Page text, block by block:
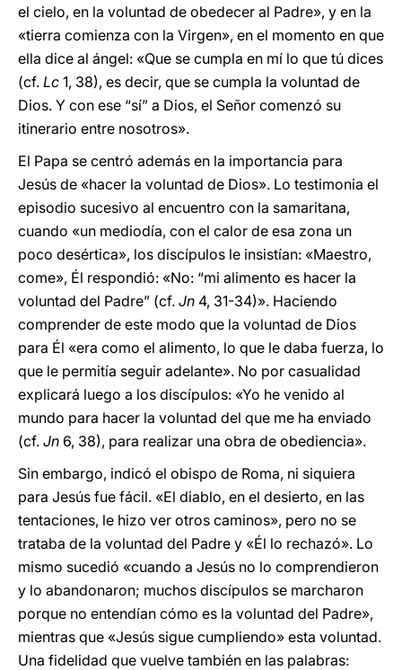
el cielo, en la voluntad de obedecer al Padre», y en la
«tierra comienza con la Virgen», en el momento en que
ella dice al ángel: «Que se cumpla en mí lo que tú dices
(cf. Lc 1, 38), es decir, que se cumpla la voluntad de
Dios. Y con ese “sí” a Dios, el Señor comenzó su
itinerario entre nosotros».
El Papa se centró además en la importancia para
Jesús de «hacer la voluntad de Dios». Lo testimonia el
episodio sucesivo al encuentro con la samaritana,
cuando «un mediodía, con el calor de esa zona un
poco desértica», los discípulos le insistían: «Maestro,
come», Él respondió: «No: “mi alimento es hacer la
voluntad del Padre” (cf. Jn 4, 31-34)». Haciendo
comprender de este modo que la voluntad de Dios
para Él «era como el alimento, lo que le daba fuerza, lo
que le permitía seguir adelante». No por casualidad
explicará luego a los discípulos: «Yo he venido al
mundo para hacer la voluntad del que me ha enviado
(cf. Jn 6, 38), para realizar una obra de obediencia».
Sin embargo, indicó el obispo de Roma, ni siquiera
para Jesús fue fácil. «El diablo, en el desierto, en las
tentaciones, le hizo ver otros caminos», pero no se
trataba de la voluntad del Padre y «Él lo rechazó». Lo
mismo sucedió «cuando a Jesús no lo comprendieron
y lo abandonaron; muchos discípulos se marcharon
porque no entendían cómo es la voluntad del Padre»,
mientras que «Jesús sigue cumpliendo» esta voluntad.
Una fidelidad que vuelve también en las palabras: